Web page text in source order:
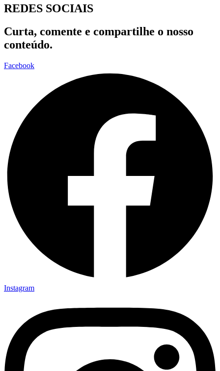
REDES SOCIAIS
Curta, comente e compartilhe o nosso
conteúdo.
Facebook
Instagram